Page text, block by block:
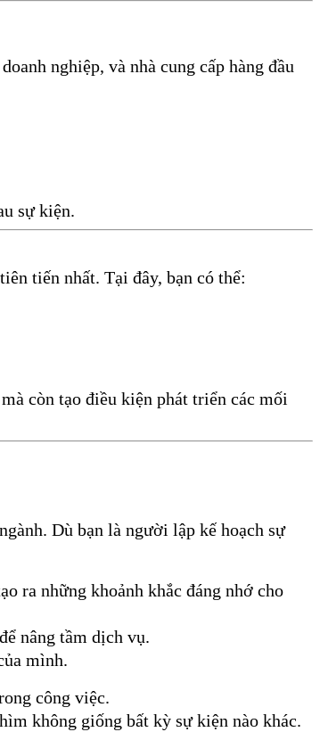
nghiệp, và nhà cung cấp hàng đầu
sự kiện.
tiến nhất. Tại đây, bạn có thể:
còn tạo điều kiện phát triển các mối
Dù bạn là người lập kế hoạch sự
ra những khoảnh khắc đáng nhớ cho
nâng tầm dịch vụ.
mình.
công việc.
không giống bất kỳ sự kiện nào khác.